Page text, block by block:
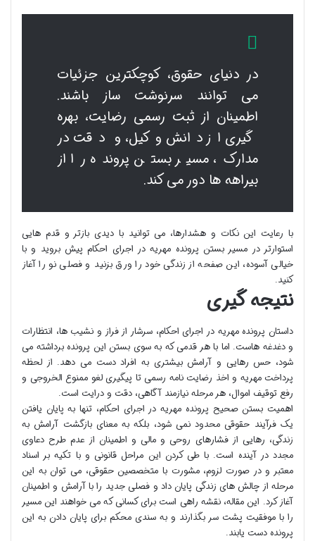
در دنیای حقوق، کوچکترین جزئیات
می توانند سرنوشت ساز باشند.
اطمینان از ثبت رسمی رضایت، بهره
گیری از دانش وکیل، و دقت در
مدارک، مسیر بستن پرونده را از
بیراهه ها دور می کند.
با رعایت این نکات و هشدارها، می توانید با دیدی بازتر و قدم هایی
استوارتر در مسیر بستن پرونده مهریه در اجرای احکام پیش بروید و با
خیالی آسوده، این صفحه از زندگی خود را ورق بزنید و فصلی نو را آغاز
کنید.
نتیجه گیری
داستان پرونده مهریه در اجرای احکام، سرشار از فراز و نشیب ها، انتظارات
و دغدغه هاست. اما با هر قدمی که به سوی بستن این پرونده برداشته می
شود، حس رهایی و آرامش بیشتری به افراد دست می دهد. از لحظه
پرداخت مهریه و اخذ رضایت نامه رسمی تا پیگیری لغو ممنوع الخروجی و
رفع توقیف اموال، هر مرحله نیازمند آگاهی، دقت و درایت است.
اهمیت بستن صحیح پرونده مهریه در اجرای احکام، تنها به پایان یافتن
یک فرآیند حقوقی محدود نمی شود، بلکه به معنای بازگشت آرامش به
زندگی، رهایی از فشارهای روحی و مالی و اطمینان از عدم طرح دعاوی
مجدد در آینده است. با طی کردن این مراحل قانونی و با تکیه بر اسناد
معتبر و در صورت لزوم، مشورت با متخصصین حقوقی، می توان به این
مرحله از چالش های زندگی پایان داد و فصلی جدید را با آرامش و اطمینان
آغاز کرد. این مقاله، نقشه راهی است برای کسانی که می خواهند این مسیر
را با موفقیت پشت سر بگذارند و به سندی محکم برای پایان دادن به این
پرونده دست یابند.